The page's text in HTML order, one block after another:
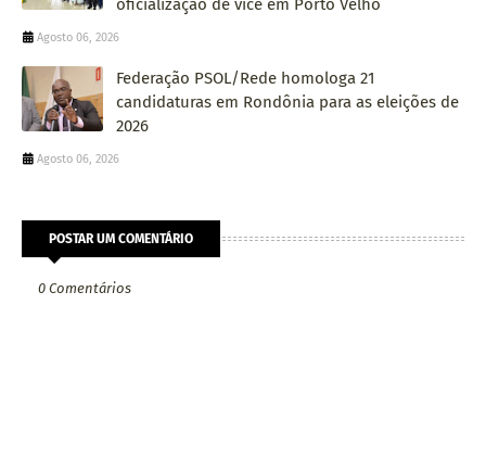
oficialização de vice em Porto Velho
Agosto 06, 2026
Federação PSOL/Rede homologa 21
candidaturas em Rondônia para as eleições de
2026
Agosto 06, 2026
POSTAR UM COMENTÁRIO
0 Comentários